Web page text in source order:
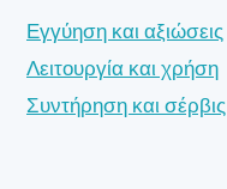
Εγγύηση και αξιώσεις
Λειτουργία και χρήση
Συντήρηση και σέρβις